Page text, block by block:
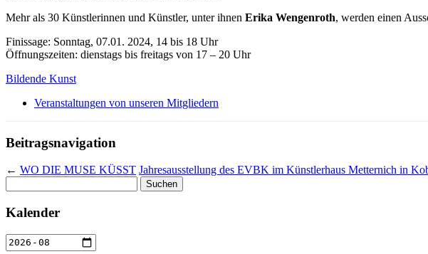
Mehr als 30 Künstlerinnen und Künstler, unter ihnen Erika Wengenroth, werden einen
Finissage: Sonntag, 07.01. 2024, 14 bis 18 Uhr
Öffnungszeiten: dienstags bis freitags von 17 – 20 Uhr
Bildende Kunst
Veranstaltungen von unseren Mitgliedern
Beitragsnavigation
← WO DIE MUSE KÜSST Jahresausstellung des EVBK im Künstlerhaus Metternich in
nach:
Kalender